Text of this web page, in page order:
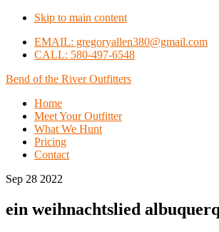
Skip to main content
EMAIL: gregoryallen380@gmail.com
CALL: 580-497-6548
Bend of the River Outfitters
Home
Meet Your Outfitter
What We Hunt
Pricing
Contact
Sep 28 2022
ein weihnachtslied